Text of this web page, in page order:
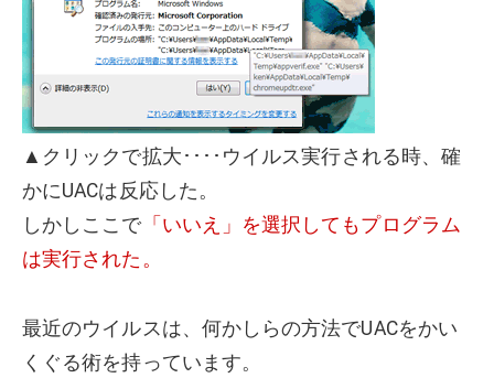
▲クリックで拡大････ウイルス実行される時、確
かにUACは反応した。
しかしここで「いいえ」を選択してもプログラム
は実行された。
最近のウイルスは、何かしらの方法でUACをかい
くぐる術を持っています。